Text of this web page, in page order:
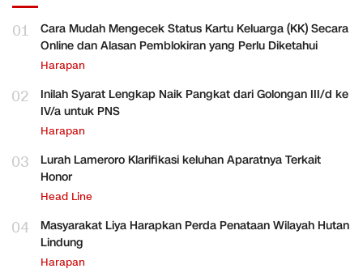
01
Cara Mudah Mengecek Status Kartu Keluarga (KK) Secara
Online dan Alasan Pemblokiran yang Perlu Diketahui
Harapan
02
Inilah Syarat Lengkap Naik Pangkat dari Golongan III/d ke
IV/a untuk PNS
Harapan
03
Lurah Lameroro Klarifikasi keluhan Aparatnya Terkait
Honor
Head Line
04
Masyarakat Liya Harapkan Perda Penataan Wilayah Hutan
Lindung
Harapan